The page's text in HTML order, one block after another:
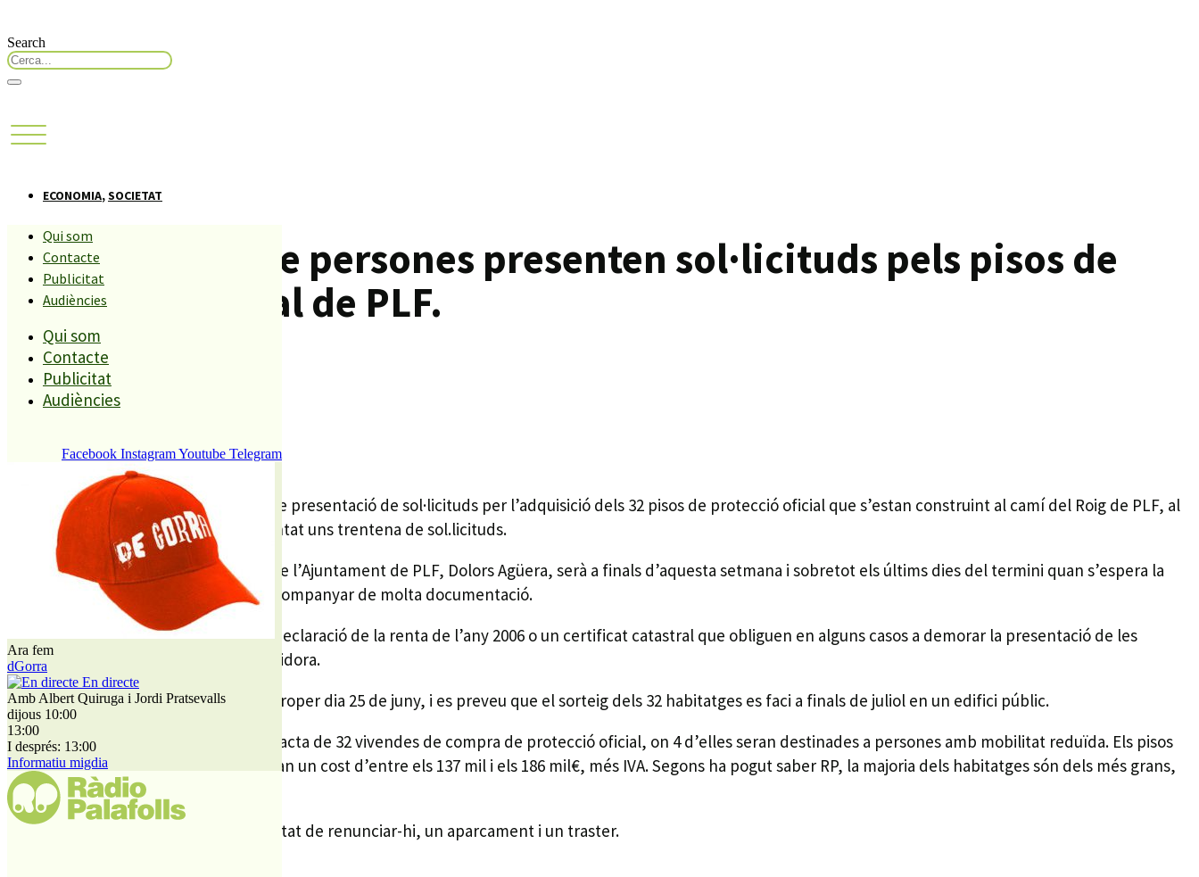
Search
Qui som
Contacte
Publicitat
Audiències
Qui som
Contacte
Publicitat
Audiències
Facebook InstagramYoutube Telegram
Ara fem
dGorra
En directe
Amb Albert Quiruga i Jordi Pratsevalls
dijous 10:00
13:00
I després: 13:00
Informatiu migdia
ECONOMIA,SOCIETAT
Una trentena de persones presenten sol·licituds pels pisos de
protecció oficial de PLF.
Compartiu aquesta història
19 JUNY, 2008
A falta de 5 dies pel final del termini de presentació de sol·licituds per l’adquisició dels 32 pisos de protecció oficial que s’estan construint al camí del Roig de PLF, al
costat de la biblioteca, ja s’han presentat uns trentena de sol.licituds.
Segons la regidora de serveis socials de l’Ajuntament de PLF, Dolors Agüera, serà a finals d’aquesta setmana i sobretot els últims dies del termini quan s’espera la
majoria de sol.licituds, ja que s’ha d’acompanyar de molta documentació.
Entre aquesta documentació hi ha la declaració de la renta de l’any 2006 o un certificat catastral que obliguen en alguns casos a demorar la presentació de les
sol.licituds, com explica la mateixa regidora.
El termini de presentació finalitza el proper dia 25 de juny, i es preveu que el sorteig dels 32 habitatges es faci a finals de juliol en un edifici públic.
Segons les bases de l’adjudicació es tracta de 32 vivendes de compra de protecció oficial, on 4 d’elles seran destinades a persones amb mobilitat reduïda. Els pisos
oscil.len entre els 59 i els 88 m2 i tindran un cost d’entre els 137 mil i els 186 mil€, més IVA. Segons ha pogut saber RP, la majoria dels habitatges són dels més grans,
de 88 m2 amb tres habitacions.
Tots els pisos inclouen, sense possibilitat de renunciar-hi, un aparcament i un traster.